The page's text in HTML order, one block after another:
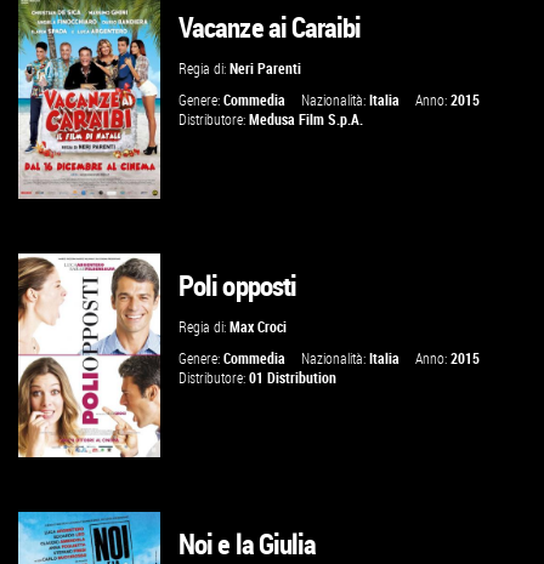
GUARDA IL TRAILER
VAI ALLA SCHEDA
GUARDA IL TRAILER
VAI ALLA SCHEDA
Vacanze ai Caraibi
Regia di:Neri Parenti
Genere:Commedia Nazionalità:Italia Anno:2015
Distributore:Medusa Film S.p.A.
GUARDA IL TRAILER
Poli opposti
Regia di:Max Croci
Genere:Commedia Nazionalità:Italia Anno:2015
Distributore:01 Distribution
Noi e la Giulia